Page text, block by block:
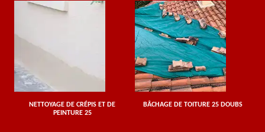
NETTOYAGE DE CRÉPIS ET DE
PEINTURE 25
BÂCHAGE DE TOITURE 25 DOUBS